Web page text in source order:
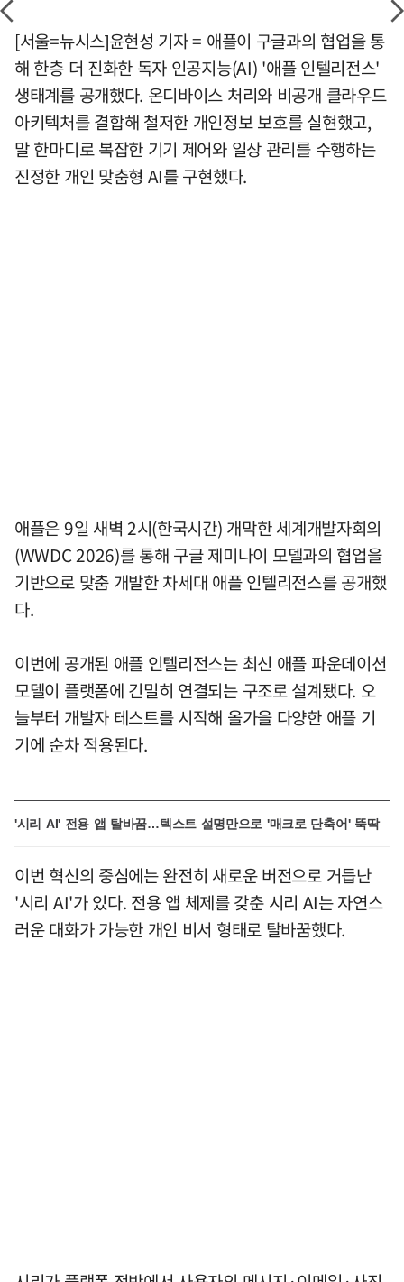
[서울=뉴시스]윤현성 기자 = 애플이 구글과의 협업을 통
해 한층 더 진화한 독자 인공지능(AI) '애플 인텔리전스'
생태계를 공개했다. 온디바이스 처리와 비공개 클라우드
아키텍처를 결합해 철저한 개인정보 보호를 실현했고,
말 한마디로 복잡한 기기 제어와 일상 관리를 수행하는
진정한 개인 맞춤형 AI를 구현했다.
애플은 9일 새벽 2시(한국시간) 개막한 세계개발자회의
(WWDC 2026)를 통해 구글 제미나이 모델과의 협업을
기반으로 맞춤 개발한 차세대 애플 인텔리전스를 공개했
다.
이번에 공개된 애플 인텔리전스는 최신 애플 파운데이션
모델이 플랫폼에 긴밀히 연결되는 구조로 설계됐다. 오
늘부터 개발자 테스트를 시작해 올가을 다양한 애플 기
기에 순차 적용된다.
'시리 AI' 전용 앱 탈바꿈…텍스트 설명만으로 '매크로 단축어' 뚝딱
이번 혁신의 중심에는 완전히 새로운 버전으로 거듭난
'시리 AI'가 있다. 전용 앱 체제를 갖춘 시리 AI는 자연스
러운 대화가 가능한 개인 비서 형태로 탈바꿈했다.